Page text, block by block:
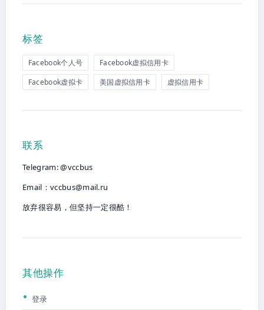
标签
Facebook个人号
Facebook虚拟信用卡
Facebook虚拟卡
美国虚拟信用卡 虚拟信用卡
联系
Telegram: @vccbus
Email： vccbus@mail.ru
放弃很容易，但坚持一定很酷！
其他操作
登录